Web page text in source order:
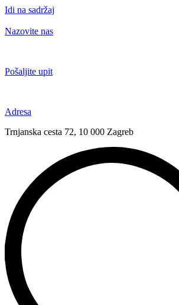
Idi na sadržaj
Nazovite nas
Pošaljite upit
Adresa
Trnjanska cesta 72, 10 000 Zagreb